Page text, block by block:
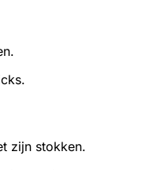
zijn stokken.